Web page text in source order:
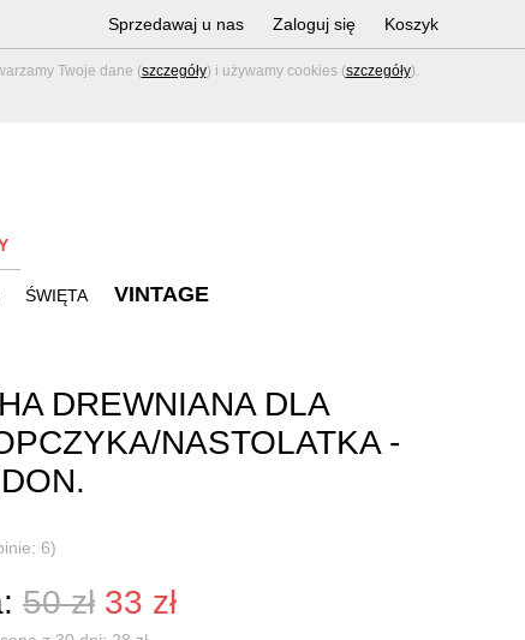
Twoje dane (szczegóły) i używamy cookies (szczegóły).
Sprzedawaj u nas Zaloguj się Koszyk
ŚWIĘTA VINTAGE
DREWNIANA DLA
NASTOLATKA -
6)
50 zł 33 zł